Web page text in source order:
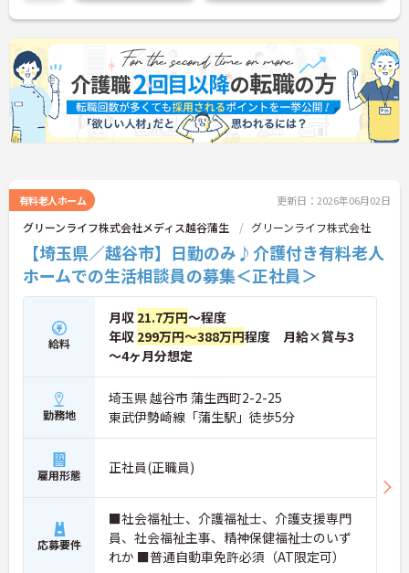
い！
有料老人ホーム 更新日：2026年06月02日
グリーンライフ株式会社メディス越谷蒲生 グリーンライフ株式会社
【埼玉県／越谷市】日勤のみ♪介護付き有料老人
ホームでの生活相談員の募集＜正社員＞
給料
月収 21.7万円～程度
年収 299万円～388万円程度 月給×賞与3
～4ヶ月分想定
勤務地
埼玉県 越谷市 蒲生西町2-2-25
東武伊勢崎線「蒲生駅」徒歩5分
雇用形態 正社員(正職員)
応募要件
■社会福祉士、介護福祉士、介護支援専門
員、社会福祉主事、精神保健福祉士のいず
れか ■普通自動車免許必須（AT限定可）